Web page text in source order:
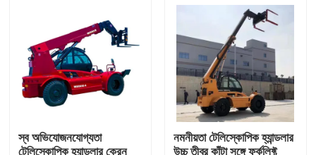
স্ব অভিযোজনযোগ্যতা
টেলিস্কোপিক হ্যান্ডলার ক্রেন
নমনীয়তা টেলিস্কোপিক হ্যান্ডলার
উচ্চ তীব্র কাঁটা সঙ্গে ফর্কলিফ্ট